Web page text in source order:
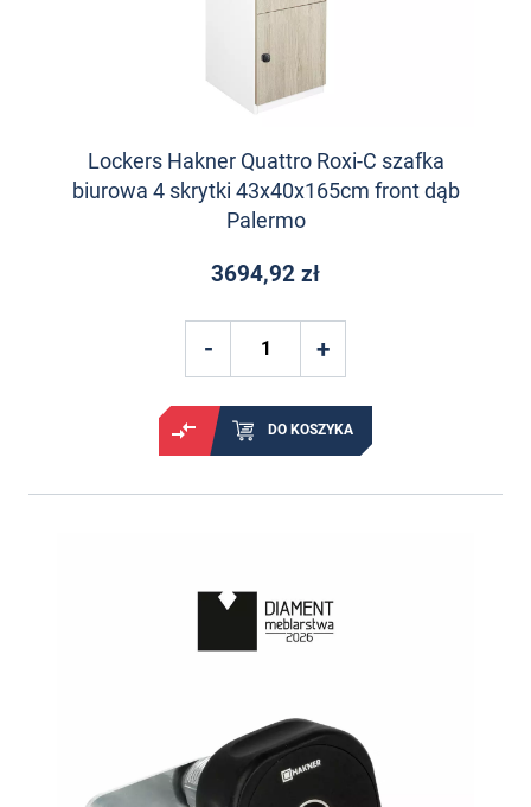
Lockers Hakner Quattro Roxi-C szafka
biurowa 4 skrytki 43x40x165cm front dąb
Palermo
3694,92 zł
DO KOSZYKA